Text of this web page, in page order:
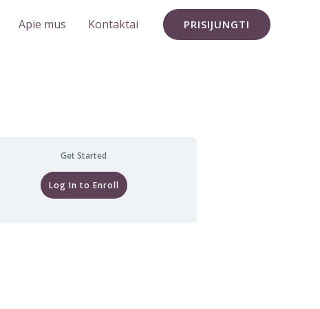
Apie mus Kontaktai PRISIJUNGTI
Get Started
Log In to Enroll